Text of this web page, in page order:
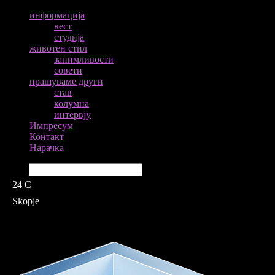
информација
вест
студија
животен стил
занимливости
совети
прашуваме други
став
колумна
интервју
Импресум
Контакт
Нарачка
24 C
Skopje